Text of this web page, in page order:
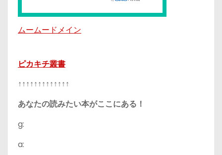
ムームードメイン
ピカキチ叢書
↑↑↑↑↑↑↑↑↑↑↑↑↑
あなたの読みたい本がここにある！
g:
a: